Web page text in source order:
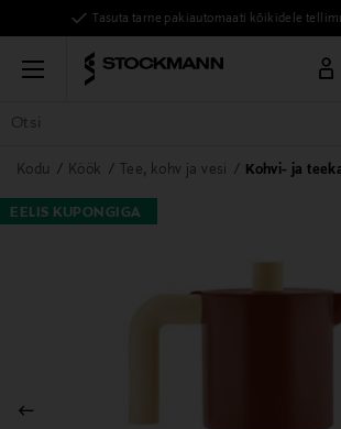
Tasuta tarne pakiautomaati kõikidele
Menu
KÕIK TOOTED NAISED MEHED LAPSED
Kodu Köök Tee, kohv ja vesi Kohvi- ja
EELIS KUPONGIGA